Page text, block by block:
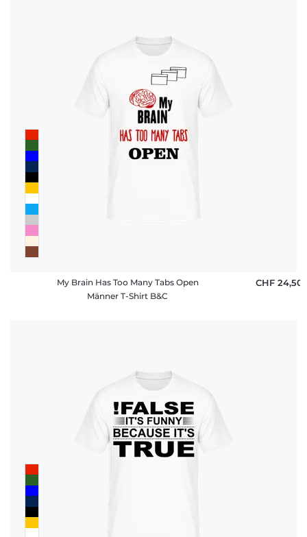
My Brain Has Too Many Tabs Open
Männer T-Shirt B&C
CHF 24,50